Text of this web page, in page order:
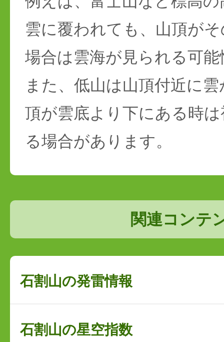
雲に覆われても、山頂が
場合は雲海が見られる可
また、低山は山頂付近に
頂が雲底より下にある時
る場合があります。
関連コンテ
石割山の発雷情報
石割山の星空指数